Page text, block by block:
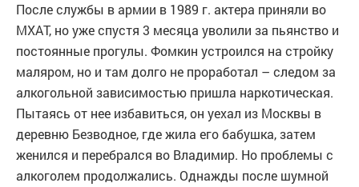
После службы в армии в 1989 г. актера приняли во
МХАТ, но уже спустя 3 месяца уволили за пьянство и
постоянные прогулы. Фомкин устроился на стройку
маляром, но и там долго не проработал – следом за
алкогольной зависимостью пришла наркотическая.
Пытаясь от нее избавиться, он уехал из Москвы в
деревню Безводное, где жила его бабушка, затем
женился и перебрался во Владимир. Но проблемы с
алкоголем продолжались. Однажды после шумной